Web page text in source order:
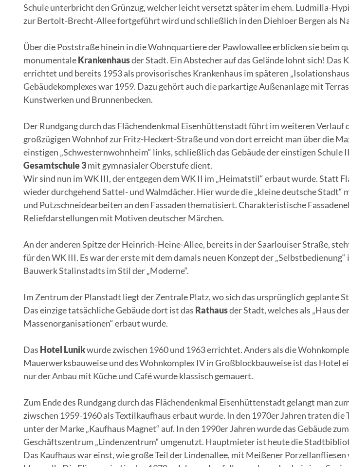
Schule unterbricht den Grünzug, welcher leicht versetzt später im ehem. Ludmilla-
zur Bertolt-Brecht-Allee fortgeführt wird und schließlich in den Diehloer Bergen als
Über die Poststraße hinein in die Wohnquartiere der Pawlowallee erblicken sie beim
monumentaleKrankenhausder Stadt. Ein Abstecher auf das Gelände lohnt sich! Das
errichtet und bereits 1953 als provisorisches Krankenhaus im späteren
Gebäudekomplexes war 1959. Dazu gehört auch die parkartige Außenanlage mit
Kunstwerken und Brunnenbecken.
Der Rundgang durch das Flächendenkmal Eisenhüttenstadt führt im weiteren Verlauf
großzügigen Wohnhof zur Fritz-Heckert-Straße und von dort erreicht man über die
einstigen „Schwesternwohnheim“ links, schließlich das Gebäude der einstigen Schule
Gesamtschule 3mit gymnasialer Oberstufe dient.
Wir sind nun im WK III, der entgegen dem WK II im „Heimatstil“ erbaut wurde. Statt
wieder durchgehend Sattel- und Walmdächer. Hier wurde die „kleine deutsche Stadt“
und Putzschneidearbeiten an den Fassaden thematisiert. Charakteristische
Reliefdarstellungen mit Motiven deutscher Märchen.
An der anderen Spitze der Heinrich-Heine-Allee, bereits in der Saarlouiser Straße,
für den WK III. Es war der erste mit dem damals neuen Konzept der
Bauwerk Stalinstadts im Stil der „Moderne“.
Im Zentrum der Planstadt liegt der Zentrale Platz, wo sich das ursprünglich geplante
Das einzige tatsächliche Gebäude dort ist das Rathausder Stadt, welches als „Haus
Massenorganisationen“ erbaut wurde.
Das Hotel Lunikwurde zwischen 1960 und 1963 errichtet. Anders als die
Mauerwerksbauweise und des Wohnkomplex IV in Großblockbauweise ist das Hotel
nur der Anbau mit Küche und Café wurde klassisch gemauert.
Zum Ende des Rundgang durch das Flächendenkmal Eisenhüttenstadt gelangt man
ziwschen 1959-1960 als Textilkaufhaus erbaut wurde. In den 1970er Jahren traten
unter der Marke „Kaufhaus Magnet“ auf. In den 1990er Jahren wurde das Gebäude
Geschäftszentrum „Lindenzentrum“ umgenutzt. Hauptmieter ist heute die
Das Kaufhaus war einst, wie große Teil der Lindenallee, mit Meißener